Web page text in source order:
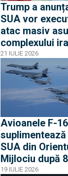
Trump a
SUA vor
atac masiv
complexului
nuclear
Natanz
21 IULIE 2026
Avioanele F-
SUA din
Mijlociu după
consecutive
19 IULIE 2026